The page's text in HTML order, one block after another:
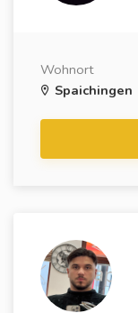
Wohnort
Spaichingen